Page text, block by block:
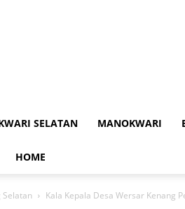
SELATAN MANOKWARI
HOME
Selatan Kala Kepala Desa Wersar Kenang